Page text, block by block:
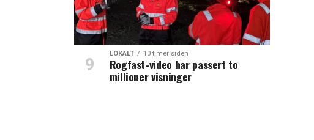
LOKALT 10 timer siden
Rogfast-video har passert to
millioner visninger